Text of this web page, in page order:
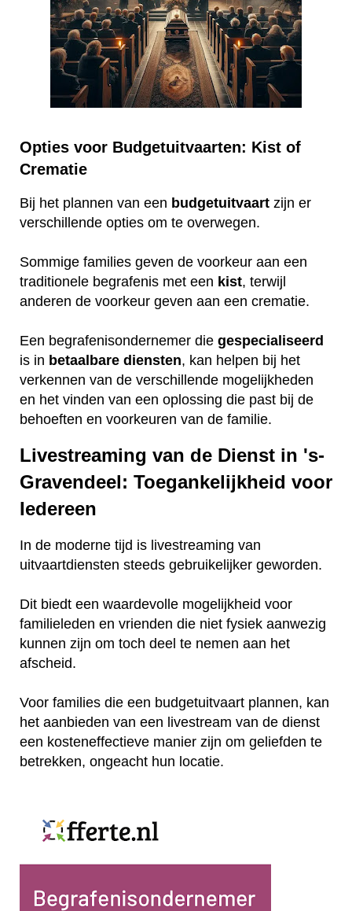
Opties voor Budgetuitvaarten: Kist of
Crematie
Bij het plannen van een budgetuitvaart zijn er
verschillende opties om te overwegen.
Sommige families geven de voorkeur aan een
traditionele begrafenis met een kist, terwijl
anderen de voorkeur geven aan een crematie.
Een begrafenisondernemer die gespecialiseerd
is in betaalbare diensten, kan helpen bij het
verkennen van de verschillende mogelijkheden
en het vinden van een oplossing die past bij de
behoeften en voorkeuren van de familie.
Livestreaming van de Dienst in 's-
Gravendeel: Toegankelijkheid voor
Iedereen
In de moderne tijd is livestreaming van
uitvaartdiensten steeds gebruikelijker geworden.
Dit biedt een waardevolle mogelijkheid voor
familieleden en vrienden die niet fysiek aanwezig
kunnen zijn om toch deel te nemen aan het
afscheid.
Voor families die een budgetuitvaart plannen, kan
het aanbieden van een livestream van de dienst
een kosteneffectieve manier zijn om geliefden te
betrekken, ongeacht hun locatie.